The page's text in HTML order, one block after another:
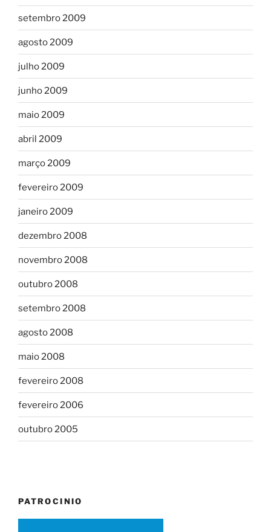
setembro 2009
agosto 2009
julho 2009
junho 2009
maio 2009
abril 2009
março 2009
fevereiro 2009
janeiro 2009
dezembro 2008
novembro 2008
outubro 2008
setembro 2008
agosto 2008
maio 2008
fevereiro 2008
fevereiro 2006
outubro 2005
PATROCINIO